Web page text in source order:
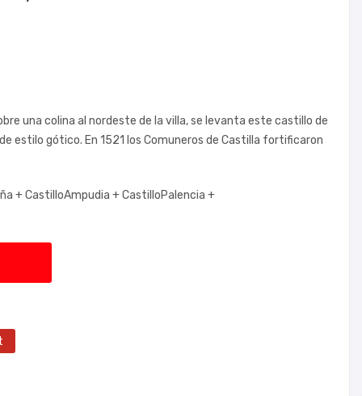
una colina al nordeste de la villa, se levanta este castillo de
estilo gótico. En 1521 los Comuneros de Castilla fortificaron
+CastilloAmpudia +CastilloPalencia +